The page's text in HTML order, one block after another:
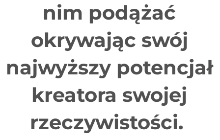
nim podążać
okrywając swój
najwyższy potencjał
kreatora swojej
rzeczywistości.